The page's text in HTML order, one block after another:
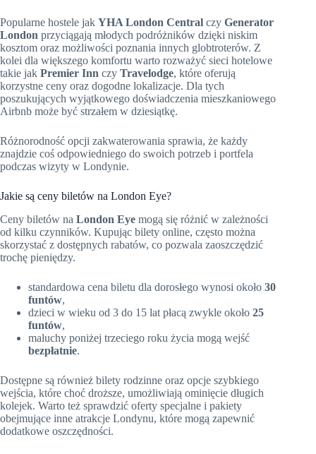
Popularne hostele jak YHA London Central czy Generator
London przyciągają młodych podróżników dzięki niskim
kosztom oraz możliwości poznania innych globtroterów. Z
kolei dla większego komfortu warto rozważyć sieci hotelowe
takie jak Premier Inn czy Travelodge, które oferują
korzystne ceny oraz dogodne lokalizacje. Dla tych
poszukujących wyjątkowego doświadczenia mieszkaniowego
Airbnb może być strzałem w dziesiątkę.
Różnorodność opcji zakwaterowania sprawia, że każdy
znajdzie coś odpowiedniego do swoich potrzeb i portfela
podczas wizyty w Londynie.
Jakie są ceny biletów na London Eye?
Ceny biletów na London Eye mogą się różnić w zależności
od kilku czynników. Kupując bilety online, często można
skorzystać z dostępnych rabatów, co pozwala zaoszczędzić
trochę pieniędzy.
standardowa cena biletu dla dorosłego wynosi około 30
funtów,
dzieci w wieku od 3 do 15 lat płacą zwykle około 25
funtów,
maluchy poniżej trzeciego roku życia mogą wejść
bezpłatnie.
Dostępne są również bilety rodzinne oraz opcje szybkiego
wejścia, które choć droższe, umożliwiają ominięcie długich
kolejek. Warto też sprawdzić oferty specjalne i pakiety
obejmujące inne atrakcje Londynu, które mogą zapewnić
dodatkowe oszczędności.